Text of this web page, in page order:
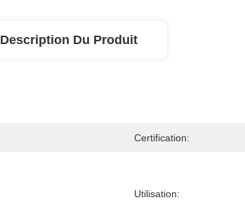
Description Du Produit
Certification:
Utilisation: